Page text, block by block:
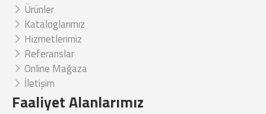
Ürünler
Kataloglarımız
Hizmetlerimiz
Referanslar
Online Mağaza
İletişim
Faaliyet Alanlarımız